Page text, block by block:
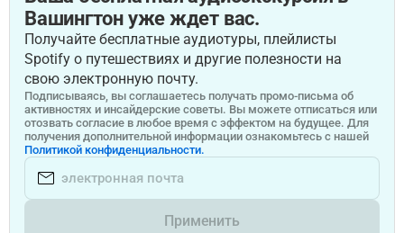
Вашингтон уже ждет вас.
Получайте бесплатные аудиотуры, плейлисты
Spotify о путешествиях и другие полезности на
свою электронную почту.
Подписываясь, вы соглашаетесь получать промо-письма об
активностях и инсайдерские советы. Вы можете отписаться или
отозвать согласие в любое время с эффектом на будущее. Для
получения дополнительной информации ознакомьтесь с нашей
Политикой конфиденциальности.
Применить